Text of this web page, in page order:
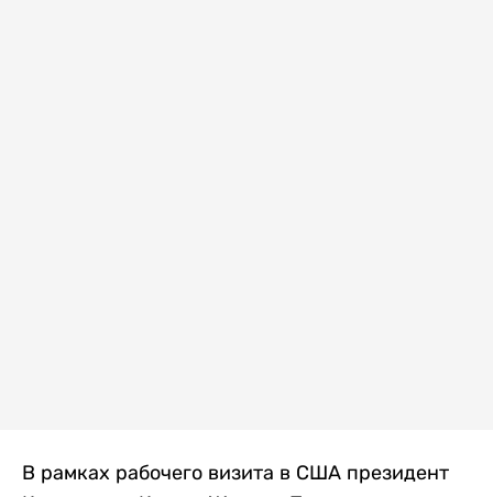
В рамках рабочего визита в США президент